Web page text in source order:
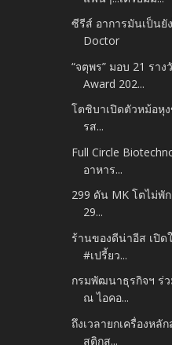
ซีรีส์ อาการมันเป็นยั
Doctor
“จตุพร” มอบ 21 รา
Award 202...
โตชิบาเปิดตัวหม้อหุ
รส...
Full Circle
อาหาร...
299 ดัน MK โตไม่พั
29...
ร้านของดีน่าอีส เปิด
#เปรี้ยว...
กรมพัฒนาธุรกิจฯ ร่ว
ณ ไอคอ...
ถึงเวลายกเครื่องห
สติกส...